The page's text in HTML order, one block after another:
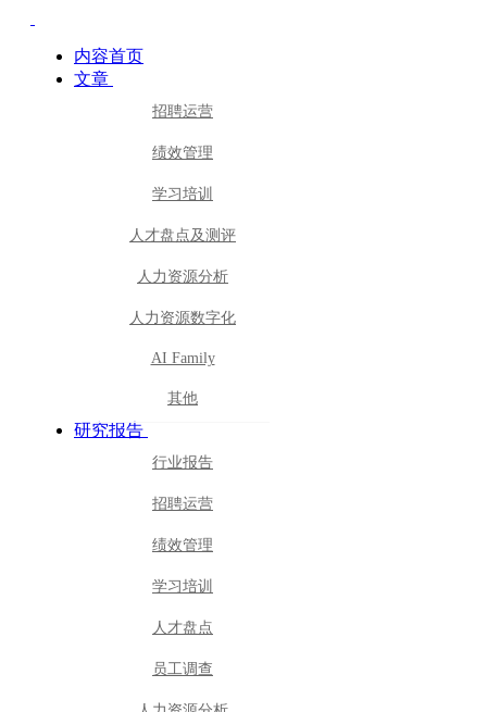
内容首页
文章
招聘运营
绩效管理
学习培训
人才盘点及测评
人力资源分析
人力资源数字化
AI Family
其他
研究报告
行业报告
招聘运营
绩效管理
学习培训
人才盘点
员工调查